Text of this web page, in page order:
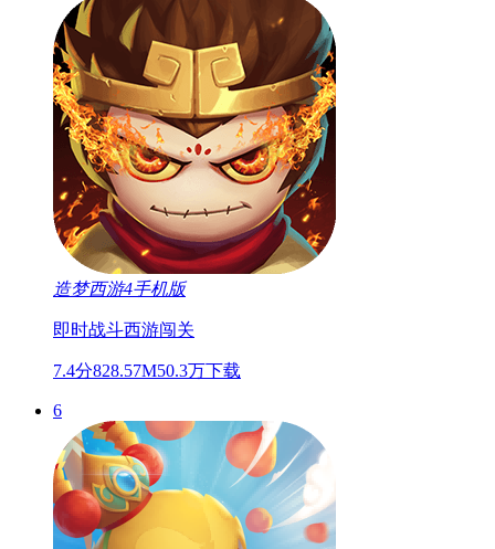
造梦西游4手机版
即时战斗西游闯关
7.4分828.57M50.3万下载
6